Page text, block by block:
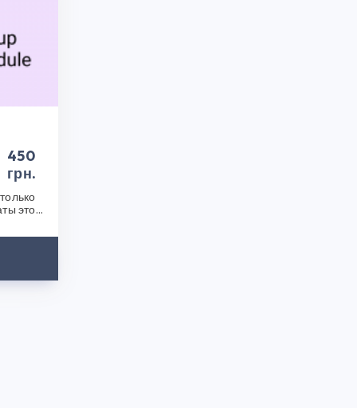
Украины Opencart 3.0 в магазине CS50 по
поддержку. Наши модули и плагины
надежность и безопасность. Не упустите
с помощью Безналичный расчет (счет на оплату)
магазин плагинов уже сегодня и сделайте
450
грн.
этой